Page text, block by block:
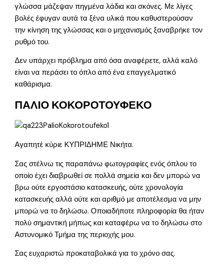
γλώσσα μάζεψαν πηγμένα λάδια και σκόνες. Με λίγες
βολές έφυγαν αυτά τα ξένα υλικά που καθυστερούσαν
την κίνηση της γλώσσας και ο μηχανισμός ξαναβρήκε τον
ρυθμό του.
Δεν υπάρχει πρόβλημα από όσα αναφέρετε, αλλά καλό
είναι να περάσει το όπλο από ένα επαγγελματικό
καθάρισμα.
ΠΑΛΙΟ ΚΟΚΟΡΟΤΟΥΦΕΚΟ
Αγαπητέ κύριε ΚΥΠΡΙΔΗΜΕ Νικήτα.
Σας στέλνω τις παραπάνω φωτογραφίες ενός όπλου το
οποίο έχει διαβρωθεί σε πολλά σημεία και δεν μπορώ να
βρω ούτε εργοστάσιο κατασκευής, ούτε χρονολογία
κατασκευής αλλά ούτε και αριθμό με αποτέλεσμα να μην
μπορώ να το δηλώσω. Οποιαδήποτε πληροφορία θα ήταν
πολύ σημαντική μήπως και καταφέρω να το δηλώσω στο
Αστυνομικό Τμήμα της περιοχής μου.
Σας ευχαριστώ προκαταβολικά για το χρόνο σας.